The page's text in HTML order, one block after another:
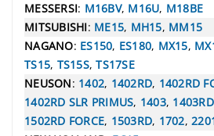
MESSERSI: M16BV, M16U, M18BE
MITSUBISHI: ME15, MH15, MM15
NAGANO: ES150, ES180, MX15,
TS15, TS15S,TS17SE
NEUSON: 1402, 1402RD, 1402RD
1402RD SLR PRIMUS, 1403, 1403RD
1502RD FORCE, 1503RD, 1702,